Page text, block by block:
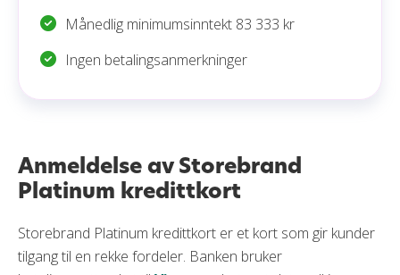
Månedlig minimumsinntekt 83 333 kr
Ingen betalingsanmerkninger
Anmeldelse av Storebrand
Platinum kredittkort
Storebrand Platinum kredittkort er et kort som gir kunder
tilgang til en rekke fordeler. Banken bruker